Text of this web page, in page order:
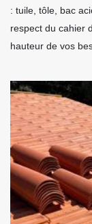
: tuile, tôle, bac
respect du cahier
hauteur de vos